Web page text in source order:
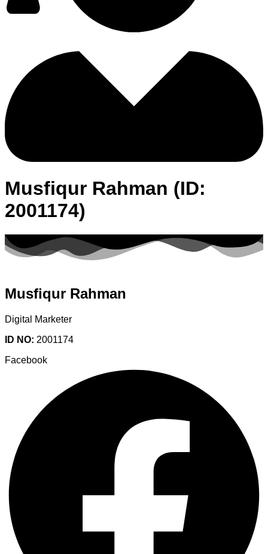
Musfiqur Rahman (ID:
2001174)
Musfiqur Rahman
Digital Marketer
ID NO: 2001174
Facebook